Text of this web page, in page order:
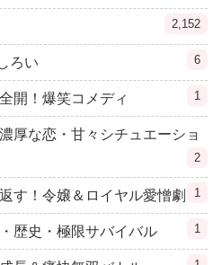
2,152
ろい 6
開！爆笑コメディ 1
厚な恋・甘々シチュエーショ
2
す！令嬢＆ロイヤル愛憎劇 1
歴史・極限サバイバル 1